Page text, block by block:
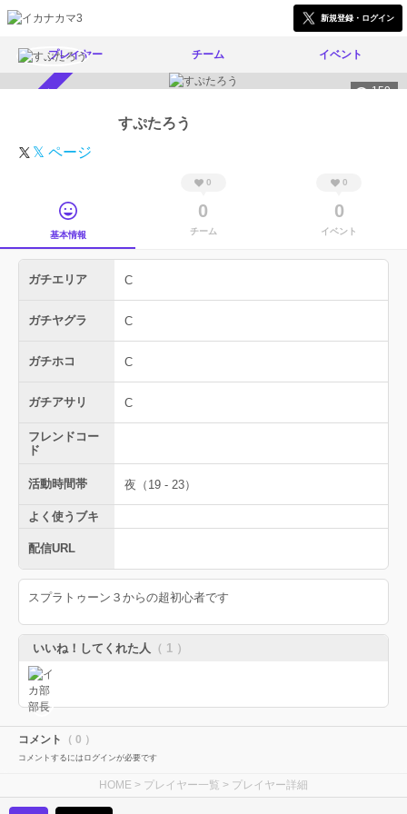
新規登録・ログイン
プレイヤー チーム イベント
159
すぷたろう
𝕏 ページ
基本情報
0
0
チーム
0
0
イベント
ガチエリア C
ガチヤグラ C
ガチホコ C
ガチアサリ C
フレンドコー
ド
活動時間帯 夜（19 - 23）
よく使うブキ
配信URL
スプラトゥーン３からの超初心者です
いいね！してくれた人 （ 1 ）
コメント （ 0 ）
コメントするにはログインが必要です
HOME > プレイヤー一覧 > プレイヤー詳細